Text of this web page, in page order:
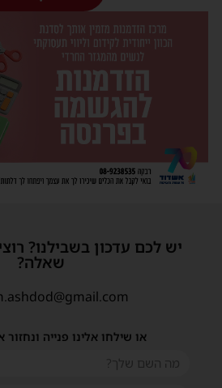
יש לכם עדכון בשבילנו?
שאלה?
או שילחו אלינו פנייה